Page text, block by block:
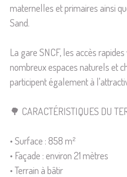
maternelles et primaires ainsi
Sand.
La gare SNCF, les accès
nombreux espaces naturels et
participent également à
🌳 CARACTÉRISTIQUES DU
• Surface : 858 m²
• Façade : environ 21 mètres
• Terrain à bâtir